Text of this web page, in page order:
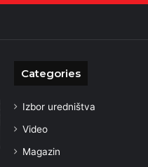
Categories
Izbor uredništva
Video
Magazin